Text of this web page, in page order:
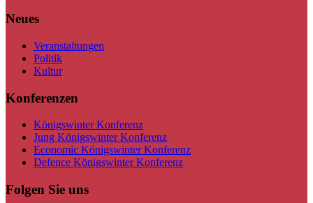
Neues
Veranstaltungen
Politik
Kultur
Konferenzen
Königswinter Konferenz
Jung Königswinter Konferenz
Economic Königswinter Konferenz
Defence Königswinter Konferenz
Folgen Sie uns